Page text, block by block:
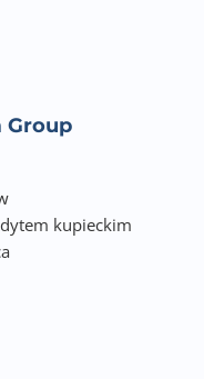
Group
kupieckim